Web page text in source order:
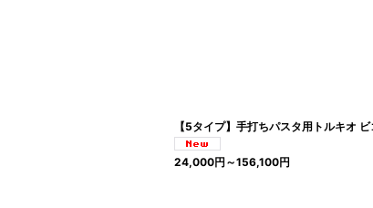
【5タイプ】手打ちパスタ用トルキオ
24,000円 ～156,100円